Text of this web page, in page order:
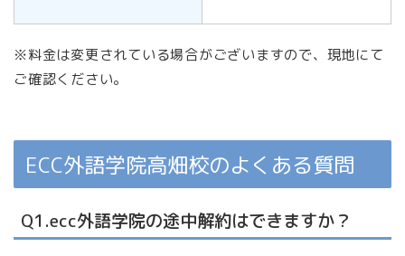
※料金は変更されている場合がございますので、現地にて
ご確認ください。
ECC外語学院高畑校のよくある質問
Q1.ecc外語学院の途中解約はできますか？